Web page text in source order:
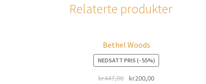
Relaterte produkter
Bethel Woods
NEDSATT PRIS (- 55%)
kr447,00 kr200,00